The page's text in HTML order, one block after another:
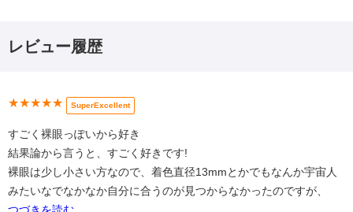
レビュー履歴
★★★★★ SuperExcellent
すごく裸眼っぽいから好き
結果論から言うと、すごく好きです!
裸眼は少し小さい方なので、着色直径13mmとかでもなんか宇宙人
みたいなでなかなか自分に合うのが見つからなかったのですが、